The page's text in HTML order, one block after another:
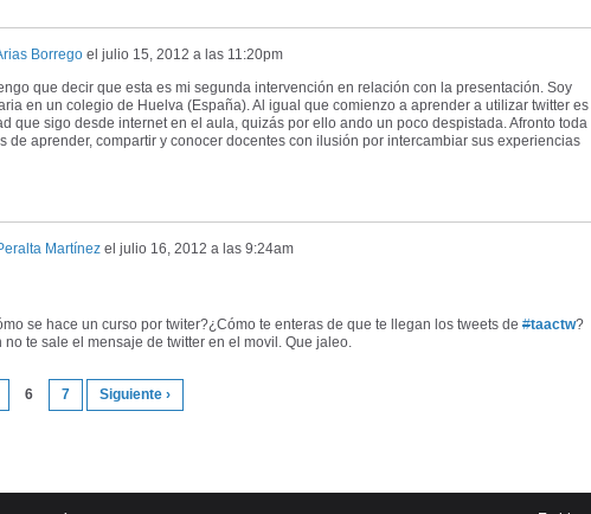
Borrego el julio 15, 2012 a las 11:20pm
que decir que esta es mi segunda intervención en relación con la presentación. Soy
en un colegio de Huelva (España). Al igual que comienzo a aprender a utilizar twitter es
que sigo desde internet en el aula, quizás por ello ando un poco despistada. Afronto toda
de aprender, compartir y conocer docentes con ilusión por intercambiar sus experiencias
Martínez el julio 16, 2012 a las 9:24am
se hace un curso por twiter?¿Cómo te enteras de que te llegan los tweets de #taactw?
te sale el mensaje de twitter en el movil. Que jaleo.
6 7 Siguiente ›